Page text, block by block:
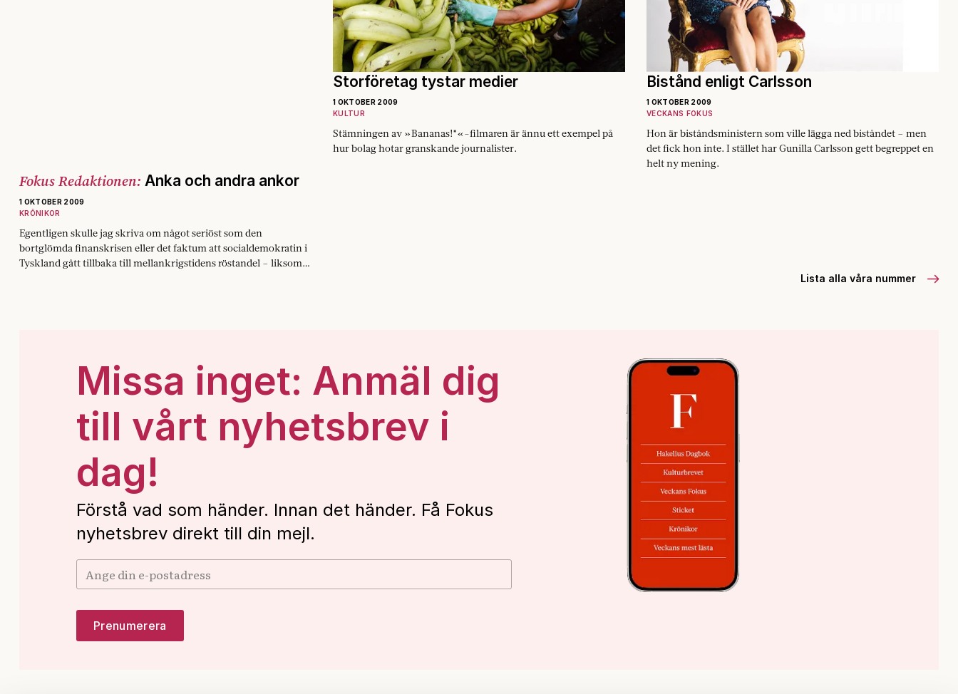
Storföretag tystar medier
1 OKTOBER 2009
KULTUR
Stämningen av »Bananas!*«-filmaren är ännu ett exempel på
hur bolag hotar granskande journalister.
Bistånd enligt Carlsson
1 OKTOBER 2009
VECKANS FOKUS
Hon är bistånds­ministern som ville lägga ned biståndet – men
det fick hon inte. I stället har Gunilla Carlsson gett begreppet en
helt ny mening.
Fokus Redaktionen: Anka och andra ankor
1 OKTOBER 2009
KRÖNIKOR
Egentligen skulle jag skriva om något seriöst som den
bortglömda finanskrisen eller det faktum att social­demokratin i
Tyskland gått tillbaka till mellankrigstidens röstandel – liksom…
Lista alla våra nummer
Missa inget: Anmäl dig
till vårt nyhetsbrev i
dag!
Förstå vad som händer. Innan det händer. Få Fokus
nyhetsbrev direkt till din mejl.